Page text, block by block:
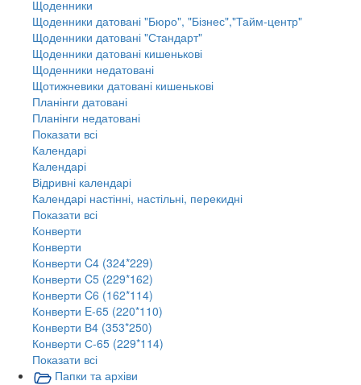
Щоденники
Щоденники датовані "Бюро", "Бізнес","Тайм-центр"
Щоденники датовані "Стандарт"
Щоденники датовані кишенькові
Щоденники недатовані
Щотижневики датовані кишенькові
Планінги датовані
Планінги недатовані
Показати всі
Календарі
Календарі
Відривні календарі
Календарі настінні, настільні, перекидні
Показати всі
Конверти
Конверти
Конверти C4 (324*229)
Конверти C5 (229*162)
Конверти C6 (162*114)
Конверти E-65 (220*110)
Конверти В4 (353*250)
Конверти С-65 (229*114)
Показати всі
Папки та архіви